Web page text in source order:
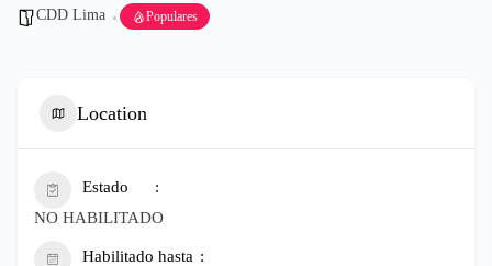
CDD Lima Populares
Location
Estado
NO HABILITADO
Habilitado hasta